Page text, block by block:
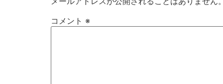
コメント ※